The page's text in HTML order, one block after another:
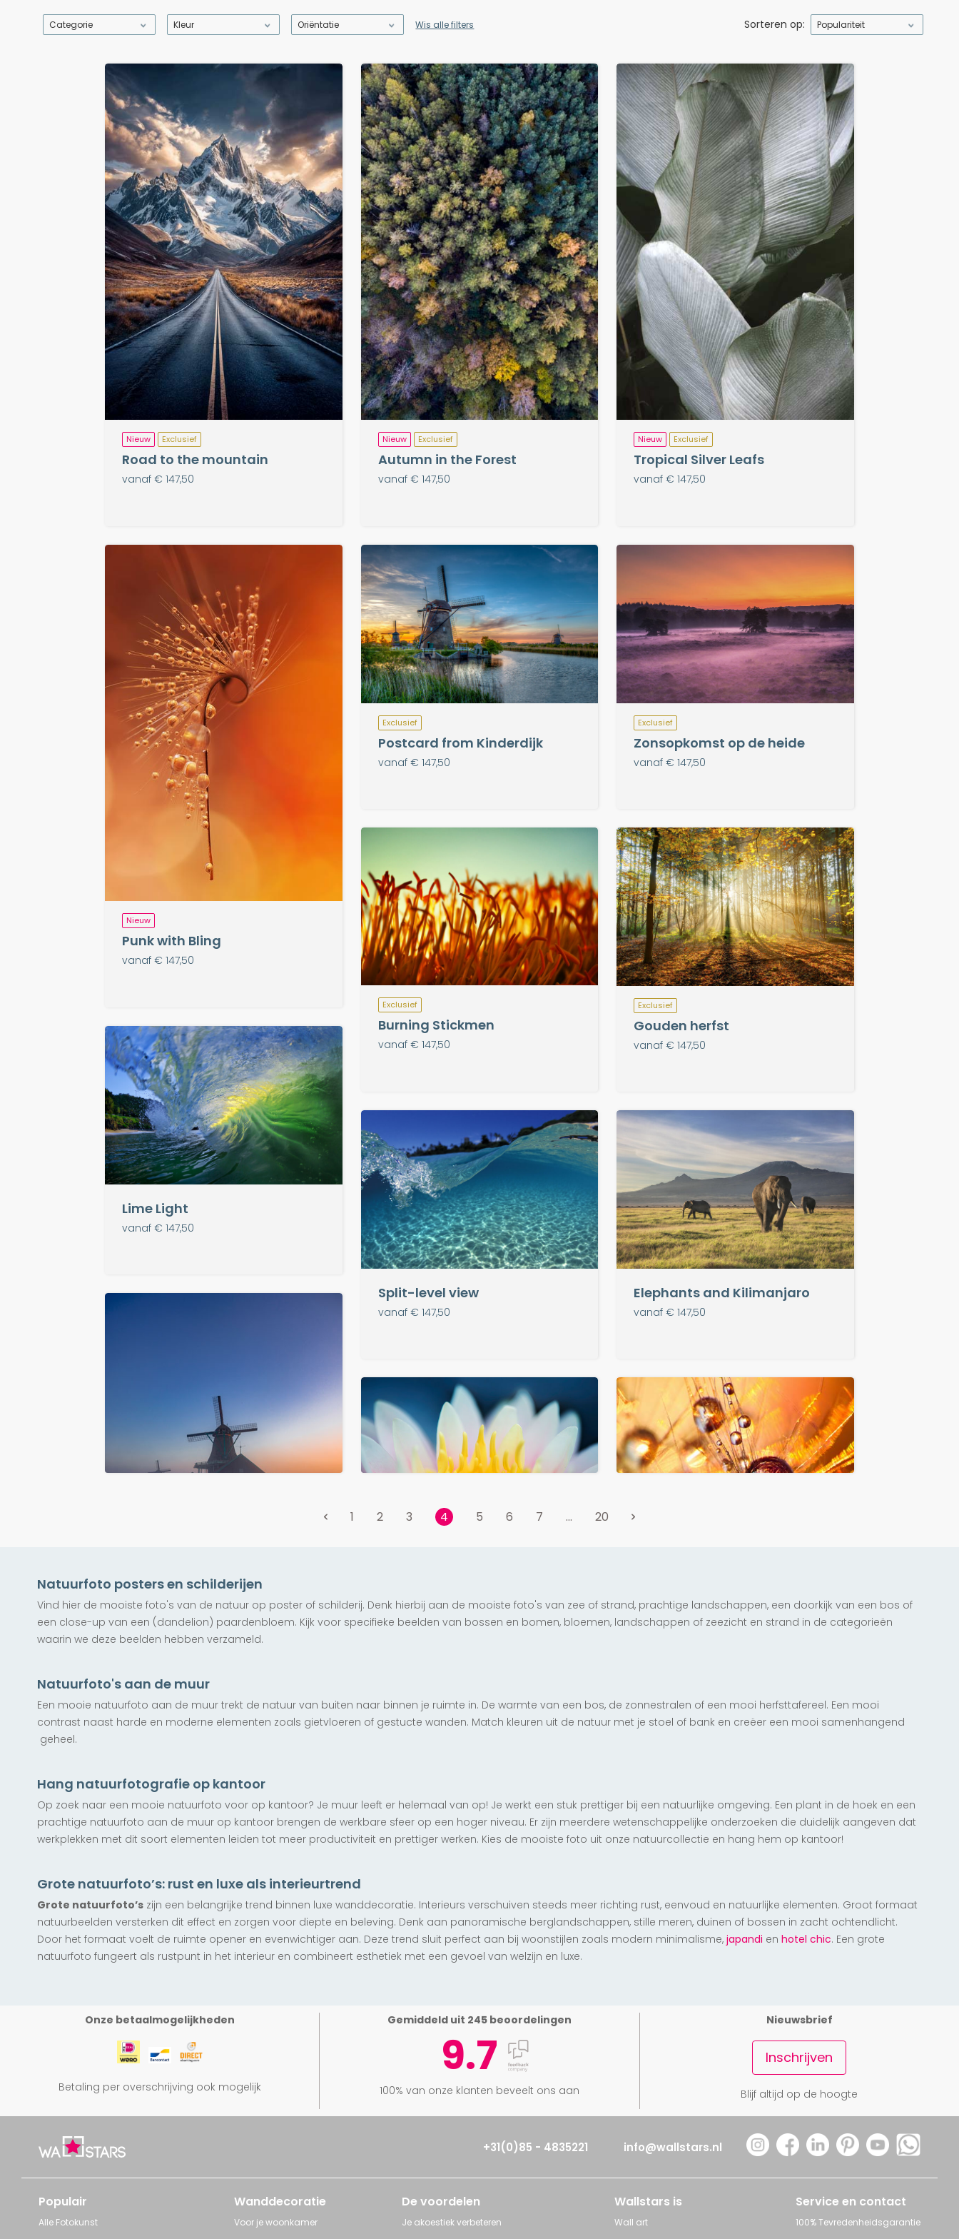
Categorie Kleur Oriëntatie Wis alle filters Sorteren op: Populariteit
Nieuw Exclusief
Road to the mountain
vanaf € 147,50
Nieuw Exclusief
Autumn in the Forest
vanaf € 147,50
Nieuw Exclusief
Tropical Silver Leafs
vanaf € 147,50
Nieuw
Punk with Bling
vanaf € 147,50
Exclusief
Postcard from Kinderdijk
vanaf € 147,50
Exclusief
Zonsopkomst op de heide
vanaf € 147,50
Exclusief
Burning Stickmen
vanaf € 147,50
Exclusief
Gouden herfst
vanaf € 147,50
Lime Light
vanaf € 147,50
Split-level view
vanaf € 147,50
Elephants and Kilimanjaro
vanaf € 147,50
Zaanse Molen
vanaf € 147,50
vanaf € 147,50
vanaf € 147,50
vanaf € 147,50
Lopend naar het Strand
vanaf € 147,50
Schaduwspel van de Natuur
vanaf € 147,50
Wisenten in Avondgloed
vanaf € 147,50
Winterpracht: IJsvogel &
Bessen
vanaf € 147,50
Exclusief
Dandelion Winter Glow
June Rose
vanaf € 147,50
Unfold
vanaf € 147,50
Yellow Ginko Leaf Heaven
vanaf € 147,50
Lunar Flyby
vanaf € 147,50
Gouden lichtstralen
vanaf € 147,50
Gouden sprieten
vanaf € 147,50
vanaf € 147,50
Tulpen en Wolken
vanaf € 147,50
Luchtschilderij
vanaf € 147,50
Oudste boom ter wereld
vanaf € 147,50
1 2 3 4 5 6 7 ... 20
Natuurfoto posters en schilderijen
Vind hier de mooiste foto's van de natuur op poster of schilderij. Denk hierbij aan de mooiste foto's van zee of strand, prachtige landschappen, een doorkijk van een bos of
een close-up van een (dandelion) paardenbloem. Kijk voor specifieke beelden van bossen en bomen, bloemen, landschappen of zeezicht en strand in de categorieën
waarin we deze beelden hebben verzameld.
Natuurfoto's aan de muur
Een mooie natuurfoto aan de muur trekt de natuur van buiten naar binnen je ruimte in. De warmte van een bos, de zonnestralen of een mooi herfsttafereel. Een mooi
contrast naast harde en moderne elementen zoals gietvloeren of gestucte wanden. Match kleuren uit de natuur met je stoel of bank en creëer een mooi samenhangend
geheel.
Hang natuurfotografie op kantoor
Op zoek naar een mooie natuurfoto voor op kantoor? Je muur leeft er helemaal van op! Je werkt een stuk prettiger bij een natuurlijke omgeving. Een plant in de hoek en een
prachtige natuurfoto aan de muur op kantoor brengen de werkbare sfeer op een hoger niveau. Er zijn meerdere wetenschappelijke onderzoeken die duidelijk aangeven dat
werkplekken met dit soort elementen leiden tot meer productiviteit en prettiger werken. Kies de mooiste foto uit onze natuurcollectie en hang hem op kantoor!
Grote natuurfoto’s: rust en luxe als interieurtrend
Grote natuurfoto’s zijn een belangrijke trend binnen luxe wanddecoratie. Interieurs verschuiven steeds meer richting rust, eenvoud en natuurlijke elementen. Groot formaat
natuurbeelden versterken dit effect en zorgen voor diepte en beleving. Denk aan panoramische berglandschappen, stille meren, duinen of bossen in zacht ochtendlicht.
Door het formaat voelt de ruimte opener en evenwichtiger aan. Deze trend sluit perfect aan bij woonstijlen zoals modern minimalisme, japandi en hotel chic. Een grote
natuurfoto fungeert als rustpunt in het interieur en combineert esthetiek met een gevoel van welzijn en luxe.
Onze betaalmogelijkheden
Betaling per overschrijving ook mogelijk
Gemiddeld uit 245 beoordelingen
9.7
100% van onze klanten beveelt ons aan
Nieuwsbrief
Inschrijven
Blijf altijd op de hoogte
+31(0)85 - 4835221 info@wallstars.nl
Populair
Alle Fotokunst
Wanddecoratie
Voor je woonkamer
De voordelen
Je akoestiek verbeteren
Wallstars is
Wall art
Service en contact
100% Tevredenheidsgarantie